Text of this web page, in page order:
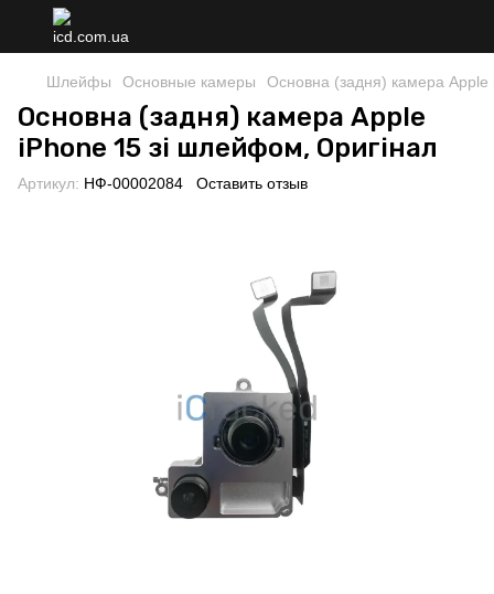
Шлейфы Основные камеры Основна (задня) камера
Основна (задня) камера Apple
iPhone 15 зі шлейфом, Оригінал
Артикул: НФ-00002084 Оставить отзыв